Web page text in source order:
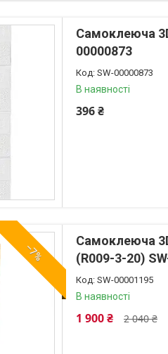
Самоклеюча
00000873
SW-00000873
В наявності
396 ₴
–7%
Самоклеюча
(R009-3-20)
SW-00001195
В наявності
2 040 ₴
1 900 ₴